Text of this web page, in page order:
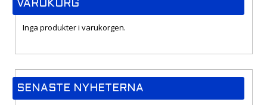
VARUKORG
Inga produkter i varukorgen.
SENASTE NYHETERNA